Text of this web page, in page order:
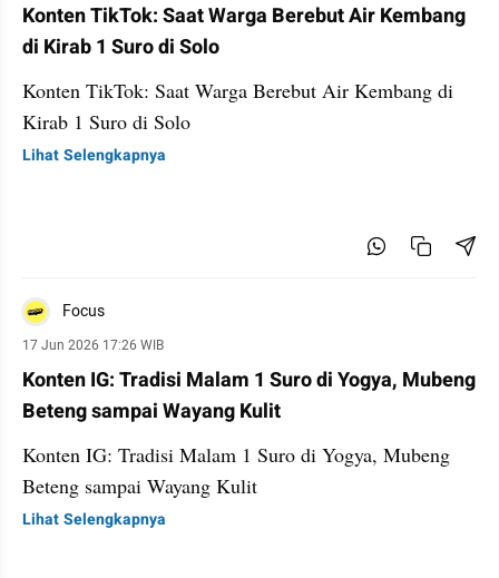
Konten TikTok: Saat Warga Berebut Air Kembang
di Kirab 1 Suro di Solo
Konten TikTok: Saat Warga Berebut Air Kembang di
Kirab 1 Suro di Solo
Lihat Selengkapnya
Focus
17 Jun 2026 17:26 WIB
Konten IG: Tradisi Malam 1 Suro di Yogya, Mubeng
Beteng sampai Wayang Kulit
Konten IG: Tradisi Malam 1 Suro di Yogya, Mubeng
Beteng sampai Wayang Kulit
Lihat Selengkapnya